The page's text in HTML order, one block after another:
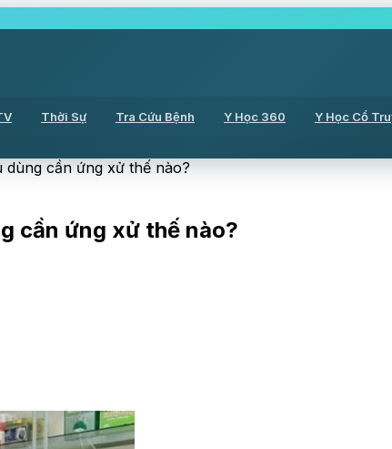
Thời Sự Tra Cứu Bệnh Y Học 360 Y Học Cổ
cần ứng xử thế nào?
cần ứng xử thế nào?